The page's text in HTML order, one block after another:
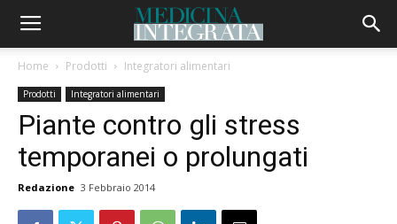
Home Prodotti Integratori alimentari
Prodotti Integratori alimentari
Piante contro gli stress
temporanei o prolungati
Redazione 3 Febbraio 2014